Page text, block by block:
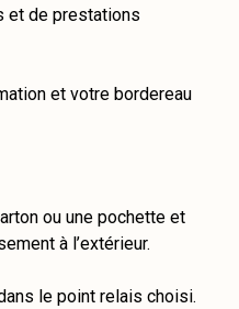
et de prestations
et votre bordereau
ou une pochette et
à l’extérieur.
le point relais choisi.